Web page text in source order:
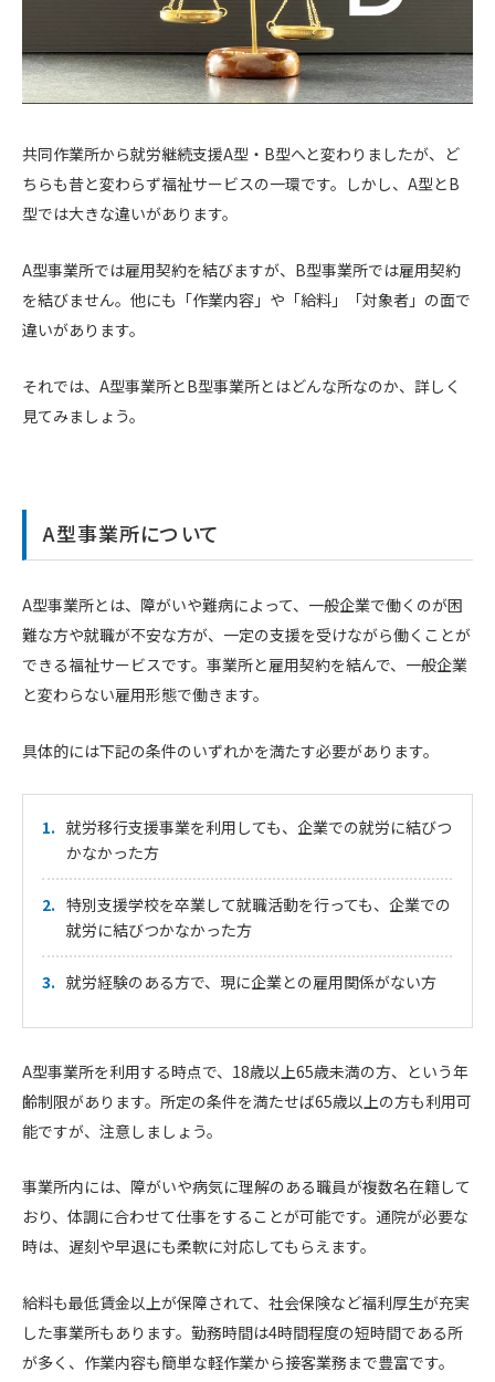
共同作業所から就労継続支援A型・B型へと変わりましたが、ど
ちらも昔と変わらず福祉サービスの一環です。しかし、A型とB
型では大きな違いがあります。
A型事業所では雇用契約を結びますが、B型事業所では雇用契約
を結びません。他にも「作業内容」や「給料」「対象者」の面で
違いがあります。
それでは、A型事業所とB型事業所とはどんな所なのか、詳しく
見てみましょう。
A型事業所について
A型事業所とは、障がいや難病によって、一般企業で働くのが困
難な方や就職が不安な方が、一定の支援を受けながら働くことが
できる福祉サービスです。事業所と雇用契約を結んで、一般企業
と変わらない雇用形態で働きます。
具体的には下記の条件のいずれかを満たす必要があります。
就労移行支援事業を利用しても、企業での就労に結びつ
かなかった方
特別支援学校を卒業して就職活動を行っても、企業での
就労に結びつかなかった方
就労経験のある方で、現に企業との雇用関係がない方
A型事業所を利用する時点で、18歳以上65歳未満の方、という年
齢制限があります。所定の条件を満たせば65歳以上の方も利用可
能ですが、注意しましょう。
事業所内には、障がいや病気に理解のある職員が複数名在籍して
おり、体調に合わせて仕事をすることが可能です。通院が必要な
時は、遅刻や早退にも柔軟に対応してもらえます。
給料も最低賃金以上が保障されて、社会保険など福利厚生が充実
した事業所もあります。勤務時間は4時間程度の短時間である所
が多く、作業内容も簡単な軽作業から接客業務まで豊富です。